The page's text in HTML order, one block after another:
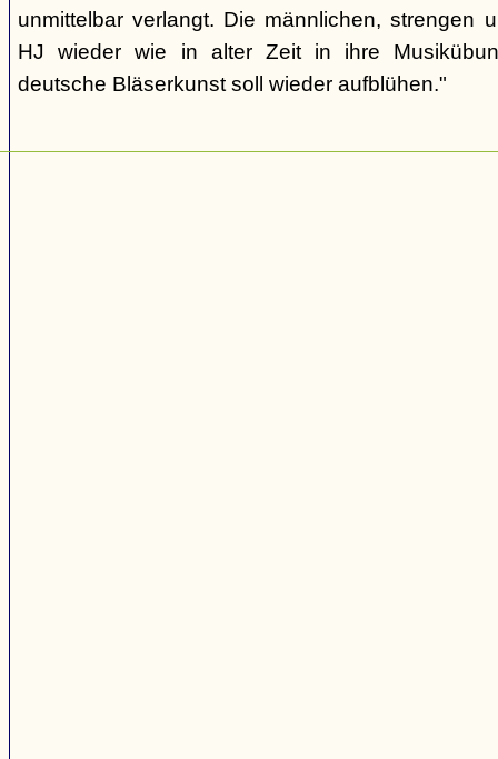
unmittelbar verlangt. Die männlichen, strengen
HJ wieder wie in alter Zeit in ihre
deutsche Bläserkunst soll wieder aufblühen."